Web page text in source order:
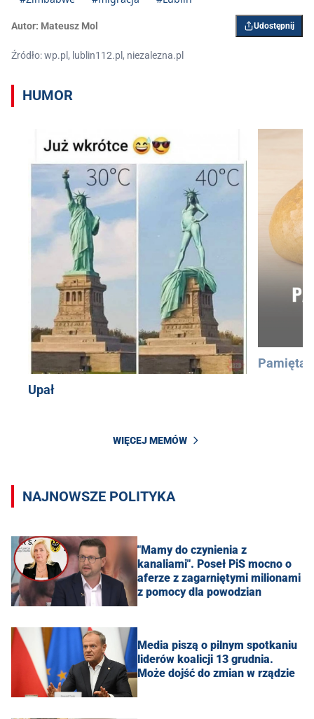
Autor: Mateusz Mol Udostępnij
Źródło: wp.pl, lublin112.pl, niezalezna.pl
HUMOR
Upał
WIĘCEJ MEMÓW
NAJNOWSZE POLITYKA
"Mamy do czynienia z
kanaliami". Poseł PiS mocno o
aferze z zagarniętymi milionami
z pomocy dla powodzian
Media piszą o pilnym spotkaniu
liderów koalicji 13 grudnia.
Może dojść do zmian w rządzie